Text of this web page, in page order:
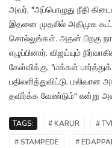
அவர், "அப்பொழுது நீதி
இதனை முதலில் அதிமுக
சொல்லுங்கள். அதன் பிறகு
எழுப்பினார். விஜய்யும்
கேள்விக்கு, "மக்கள்
பதிலளித்துவிட்டு,
தவிர்க்க வேண்டும்" என்று
TAGS: # KARUR #
# STAMPEDE
#